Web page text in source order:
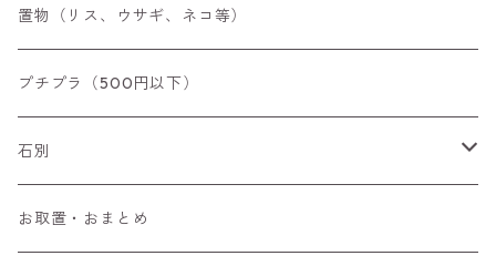
空枠
リング
ペンダントトップ
ブローチ
置物（リス、ウサギ、ネコ等）
プチプラ（500円以下）
石別
アイオライト
お取置・おまとめ